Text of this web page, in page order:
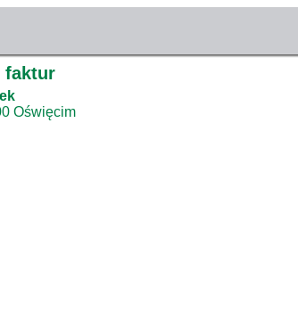
faktur
Oświęcim